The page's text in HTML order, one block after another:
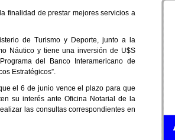
finalidad de prestar mejores servicios a
de Turismo y Deporte, junto a la
Náutico y tiene una inversión de U$S
del Banco Interamericano de
Estratégicos”.
el 6 de junio vence el plazo para que
su interés ante Oficina Notarial de la
las consultas correspondientes en